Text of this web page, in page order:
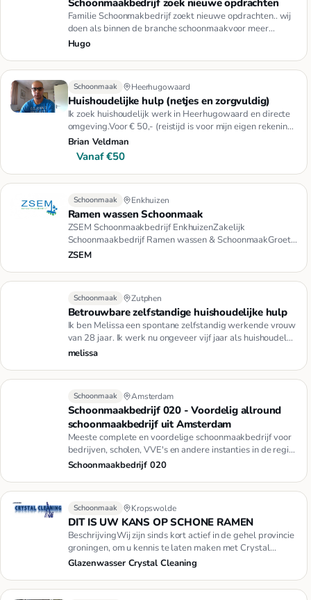
Schoonmaakbedrijf zoek nieuwe opdrachten
Familie Schoonmakbedrijf zoekt nieuwe opdrachten.. wij
doen als binnen de branche schoonmaakvoor meer
informatie kunt u …
Hugo
Schoonmaak Heerhugowaard
Huishoudelijke hulp (netjes en zorgvuldig)
Ik zoek huishoudelijk werk in Heerhugowaard en directe
omgeving.Voor € 50,- (reistijd is voor mijn eigen rekening)
werk …
Brian Veldman
Vanaf €50
Schoonmaak Enkhuizen
Ramen wassen Schoonmaak
ZSEM Schoonmaakbedrijf EnkhuizenZakelijk
Schoonmaakbedrijf Ramen wassen & SchoonmaakGroet
Marcel
ZSEM
Schoonmaak Zutphen
Betrouwbare zelfstandige huishoudelijke hulp
Ik ben Melissa een spontane zelfstandig werkende vrouw
van 28 jaar. Ik werk nu ongeveer vijf jaar als huishoudelijk
hulp…
melissa
Schoonmaak Amsterdam
Schoonmaakbedrijf 020 - Voordelig allround
schoonmaakbedrijf uit Amsterdam
Meeste complete en voordelige schoonmaakbedrijf voor
bedrijven, scholen, VVE's en andere instanties in de regio
Amsterda…
Schoonmaakbedrijf 020
Schoonmaak Kropswolde
DIT IS UW KANS OP SCHONE RAMEN
BeschrijvingWij zijn sinds kort actief in de gehel provincie
groningen, om u kennis te laten maken met Crystal
Cleaning …
Glazenwasser Crystal Cleaning